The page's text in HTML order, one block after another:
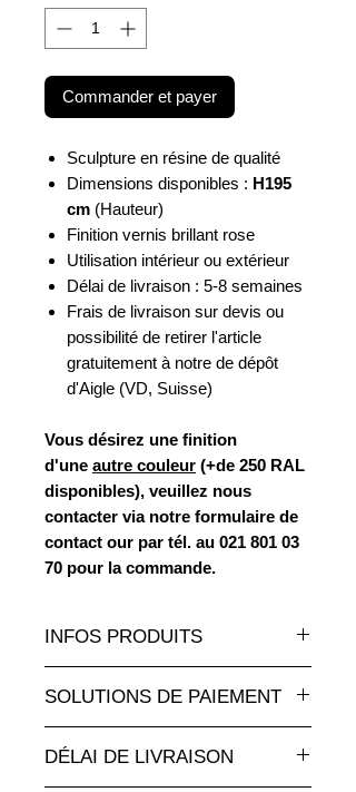
Commander et payer
Sculpture en résine de qualité
Dimensions disponibles : H195
cm (Hauteur)
Finition vernis brillant rose
Utilisation intérieur ou extérieur
Délai de livraison : 5-8 semaines
Frais de livraison sur devis ou
possibilité de retirer l'article
gratuitement à notre de dépôt
d'Aigle (VD, Suisse)
Vous désirez une finition
d'une autre couleur (+de 250 RAL
disponibles), veuillez nous
contacter via notre formulaire de
contact our par tél. au 021 801 03
70 pour la commande.
INFOS PRODUITS
sculptures en résine de toutes les
tailles et à des tarifs
attractifs sur animauxenresine.ch,
SOLUTIONS DE PAIEMENT
totalement sécurisé.
Pour les paiements par facture,
DÉLAI DE LIVRAISON